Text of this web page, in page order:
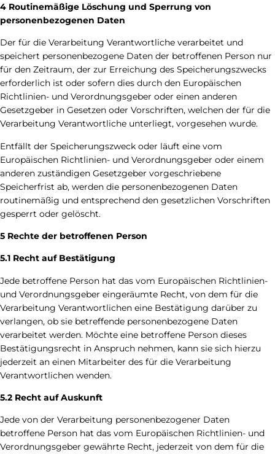
4 Routinemäßige Löschung und Sperrung von
personenbezogenen Daten
Der für die Verarbeitung Verantwortliche verarbeitet und
speichert personenbezogene Daten der betroffenen Person nur
für den Zeitraum, der zur Erreichung des Speicherungszwecks
erforderlich ist oder sofern dies durch den Europäischen
Richtlinien- und Verordnungsgeber oder einen anderen
Gesetzgeber in Gesetzen oder Vorschriften, welchen der für die
Verarbeitung Verantwortliche unterliegt, vorgesehen wurde.
Entfällt der Speicherungszweck oder läuft eine vom
Europäischen Richtlinien- und Verordnungsgeber oder einem
anderen zuständigen Gesetzgeber vorgeschriebene
Speicherfrist ab, werden die personenbezogenen Daten
routinemäßig und entsprechend den gesetzlichen Vorschriften
gesperrt oder gelöscht.
5 Rechte der betroffenen Person
5.1 Recht auf Bestätigung
Jede betroffene Person hat das vom Europäischen Richtlinien-
und Verordnungsgeber eingeräumte Recht, von dem für die
Verarbeitung Verantwortlichen eine Bestätigung darüber zu
verlangen, ob sie betreffende personenbezogene Daten
verarbeitet werden. Möchte eine betroffene Person dieses
Bestätigungsrecht in Anspruch nehmen, kann sie sich hierzu
jederzeit an einen Mitarbeiter des für die Verarbeitung
Verantwortlichen wenden.
5.2 Recht auf Auskunft
Jede von der Verarbeitung personenbezogener Daten
betroffene Person hat das vom Europäischen Richtlinien- und
Verordnungsgeber gewährte Recht, jederzeit von dem für die